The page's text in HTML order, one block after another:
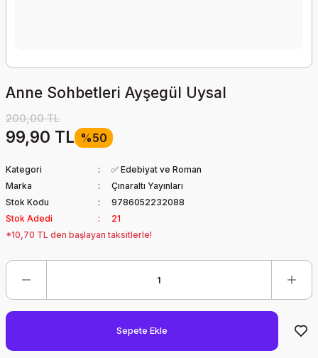
Anne Sohbetleri Ayşegül Uysal
200,00 TL
99,90 TL %50
Kategori
✅ Edebiyat ve Roman
Marka
Çınaraltı Yayınları
Stok Kodu
9786052232088
Stok Adedi
21
*10,70 TL den başlayan taksitlerle!
Sepete Ekle